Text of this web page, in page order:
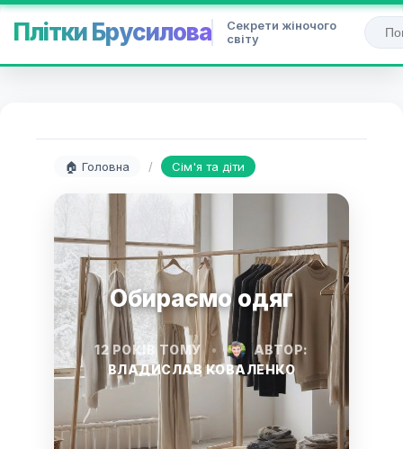
Плітки Брусилова
Секрети жіночого
світу
🏠 Головна / Сім'я та діти
Обираємо одяг
12 РОКІВ ТОМУ •
АВТОР:
ВЛАДИСЛАВ КОВАЛЕНКО